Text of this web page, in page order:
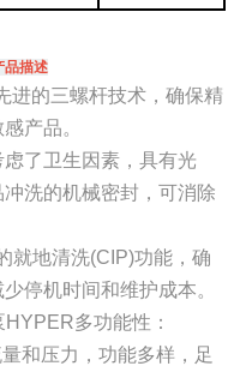
品描述
的三螺杆技术，确保精
产品。
了卫生因素，具有光
洗的机械密封，可消除
就地清洗(CIP)功能，确
停机时间和维护成本。
多功能性：
和压力，功能多样，足